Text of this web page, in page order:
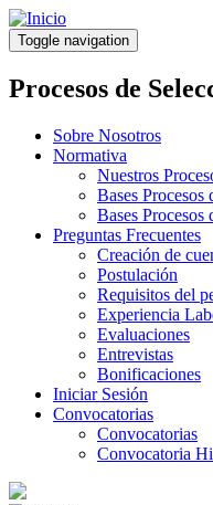
Pasar
al
contenido
principal
Toggle navigation
Procesos de
Sobre Nosotros
Normativa
Nuestros
Bases Procesos
Bases
Preguntas Frecuentes
Creación de
Postulación
Requisitos del
Experiencia
Evaluaciones
Entrevistas
Bonificaciones
Iniciar Sesión
Convocatorias
Convocatorias
Convocatoria